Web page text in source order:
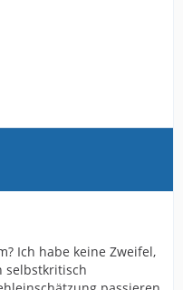
Ich habe keine Zweifel,
selbstkritisch